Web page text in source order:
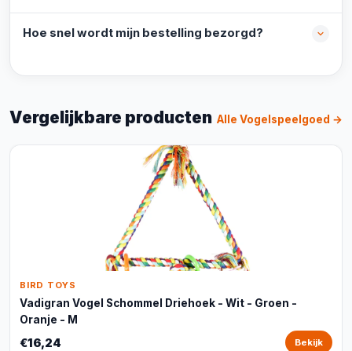
Hoe snel wordt mijn bestelling bezorgd?
Vergelijkbare producten Alle Vogelspeelgoed →
BIRD TOYS
Vadigran Vogel Schommel Driehoek - Wit - Groen -
Oranje - M
€16,24 Bekijk